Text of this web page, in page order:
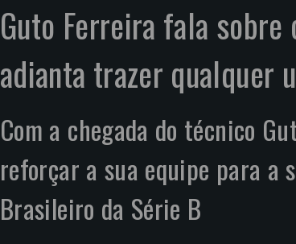
Guto Ferreira fala sobre
adianta trazer qualquer
Com a chegada do técnico
reforçar a sua equipe para a
Brasileiro da Série B